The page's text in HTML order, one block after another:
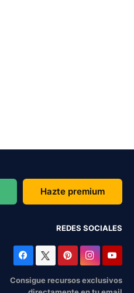
Hazte premium
REDES SOCIALES
Consigue recursos exclusivos